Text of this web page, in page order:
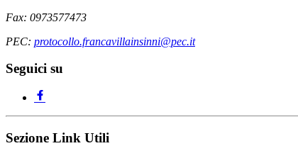
Fax: 0973577473
PEC: protocollo.francavillainsinni@pec.it
Seguici su
Sezione Link Utili